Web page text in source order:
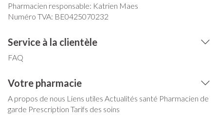
Pharmacien responsable: Katrien Maes
Numéro TVA: BE0425070232
Service à la clientèle
FAQ
Votre pharmacie
A propos de nous Liens utiles Actualités santé Pharmacien de
garde Prescription Tarifs des soins